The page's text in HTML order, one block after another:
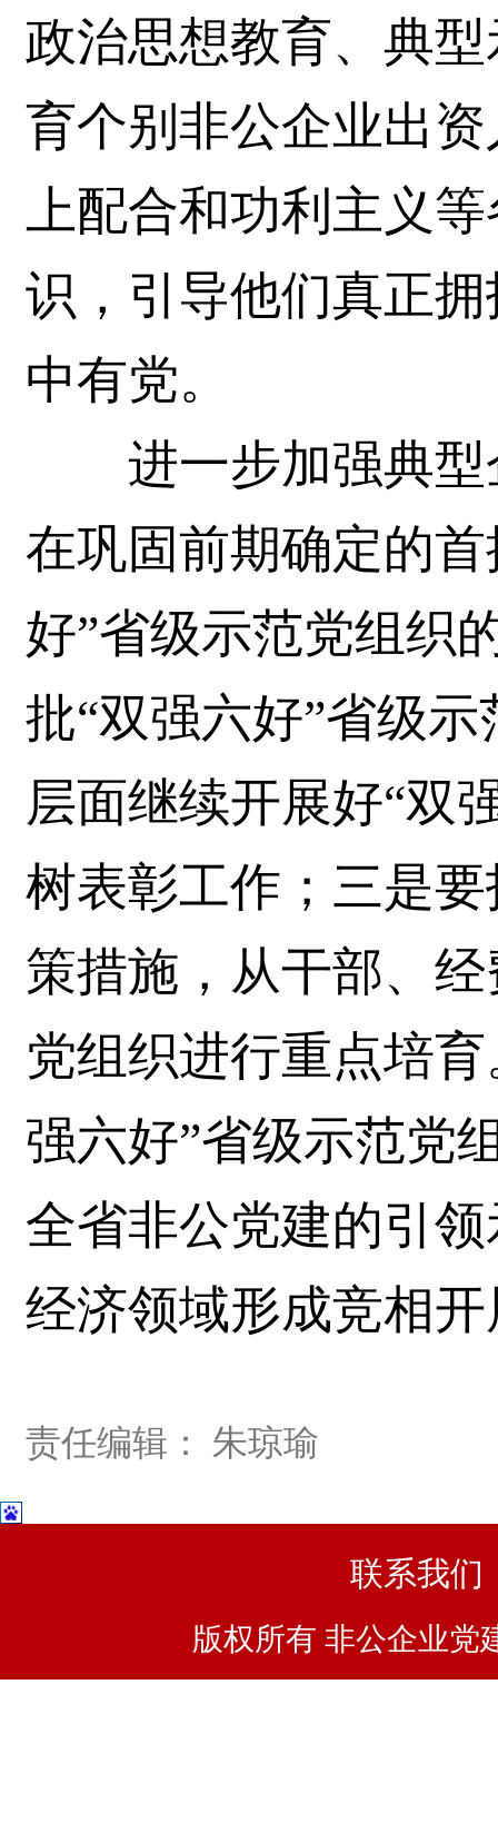
政治思想教育、典
育个别非公企业出
上配合和功利主义
识，引导他们真正
中有党。
进一步加强典型
在巩固前期确定的
好”省级示范党组织
批“双强六好”省级
层面继续开展好“双
树表彰工作；三是
策措施，从干部、
党组织进行重点培
强六好”省级示范党
全省非公党建的引
经济领域形成竞相
责任编辑： 朱琼瑜
联系我们
版权所有 非公企业党